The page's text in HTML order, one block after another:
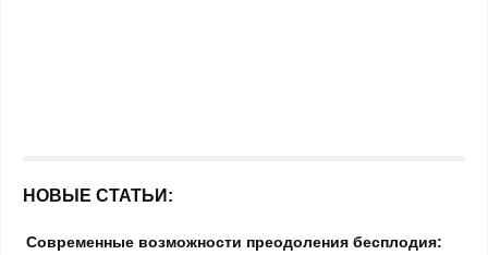
НОВЫЕ СТАТЬИ:
Современные возможности преодоления бесплодия: